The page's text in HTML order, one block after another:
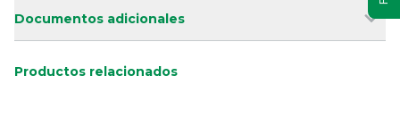
Documentos adicionales
Productos relacionados